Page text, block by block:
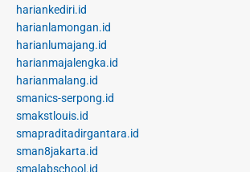
hariankediri.id
harianlamongan.id
harianlumajang.id
harianmajalengka.id
harianmalang.id
smanics-serpong.id
smakstlouis.id
smapraditadirgantara.id
sman8jakarta.id
smalabschool.id